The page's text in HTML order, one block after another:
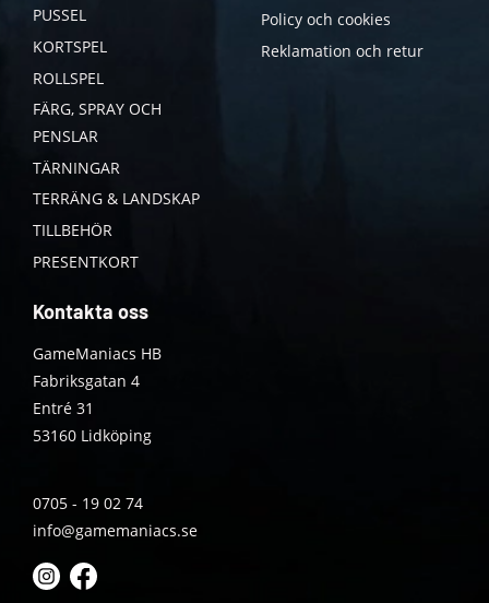
PUSSEL
KORTSPEL
ROLLSPEL
FÄRG, SPRAY OCH
PENSLAR
TÄRNINGAR
TERRÄNG & LANDSKAP
TILLBEHÖR
PRESENTKORT
Policy och cookies
Reklamation och retur
Kontakta oss
GameManiacs HB
Fabriksgatan 4
Entré 31
53160 Lidköping
0705 - 19 02 74
info@gamemaniacs.se